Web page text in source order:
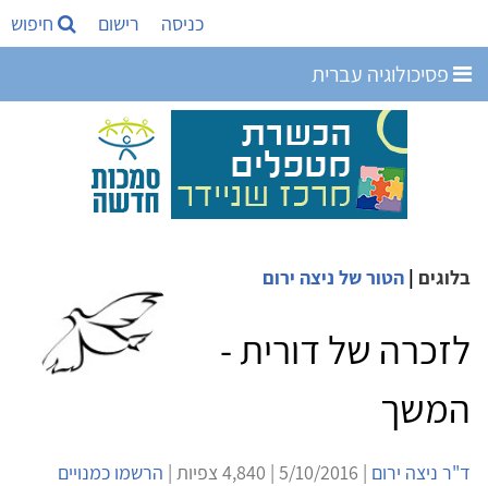
כניסה רישום חיפוש
פסיכולוגיה עברית
בלוגים | הטור של ניצה ירום
לזכרה של דורית -
המשך
ד"ר ניצה ירום | 5/10/2016 | 4,840 צפיות |
הרשמו כמנויים